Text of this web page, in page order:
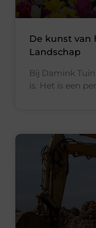
De kunst van
Landschap
Bij Damink
is. Het is een